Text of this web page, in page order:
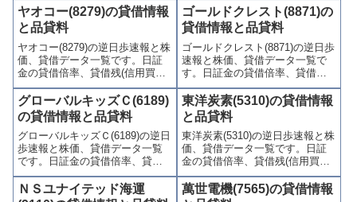
ヤオコー(8279)の貸借情報
と品貸料
ヤオコー(8279)の逆日歩速報と株
価、貸借データ一覧です。日証
金の貸借倍率、貸借残(信用買
残、信用売残)、品貸料(逆日
歩)、東証の週末残高、規制(注意
喚起・申込停止)など、空売り関
連情報を集計し、図解でわかり
やすくまとめて掲載していま
す。
ゴールドクレスト(8871)の
貸借情報と品貸料
ゴールドクレスト(8871)の逆日歩
速報と株価、貸借データ一覧で
す。日証金の貸借倍率、貸借残
(信用買残、信用売残)、品貸料
(逆日歩)、東証の週末残高、規制
(注意喚起・申込停止)など、空売
り関連情報を集計し、図解でわ
かりやすくまとめて掲載してい
ます。
グローバルキッズＣ(6189)
の貸借情報と品貸料
グローバルキッズＣ(6189)の逆日
歩速報と株価、貸借データ一覧
です。日証金の貸借倍率、貸借
残(信用買残、信用売残)、品貸料
(逆日歩)、東証の週末残高、規制
(注意喚起・申込停止)など、空売
東洋炭素(5310)の貸借情報
と品貸料
東洋炭素(5310)の逆日歩速報と株
価、貸借データ一覧です。日証
金の貸借倍率、貸借残(信用買
残、信用売残)、品貸料(逆日
歩)、東証の週末残高、規制(注意
喚起・申込停止)など、空売り関
ＮＳユナイテッド海運
萬世電機(7565)の貸借情報